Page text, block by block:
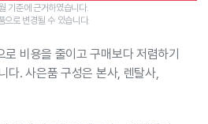
기준에 근거하였습니다.
으로 변경될 수 있습니다.
비용을 줄이고 구매보다 저렴하기
다. 사은품 구성은 본사, 렌탈사,